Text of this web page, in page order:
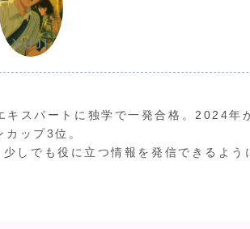
YUJI
スパートに独学で一発合格。2024年
ップ3位。
しでも役に立つ情報を発信できるよう